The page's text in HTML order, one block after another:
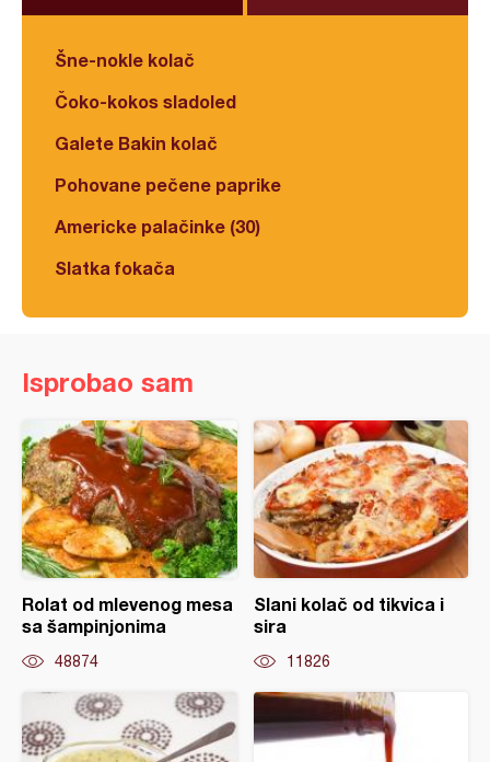
Šne-nokle kolač
Čoko-kokos sladoled
Galete Bakin kolač
Pohovane pečene paprike
Americke palačinke (30)
Slatka fokača
Isprobao sam
Rolat od mlevenog mesa
sa šampinjonima
48874
Slani kolač od tikvica i
sira
11826